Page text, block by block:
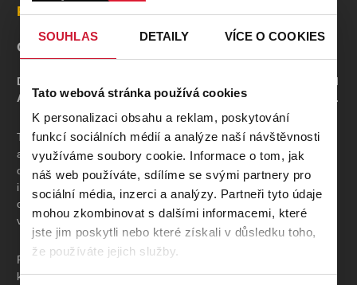
SOUHLAS DETAILY VÍCE O COOKIES
Tato webová stránka používá cookies
K personalizaci obsahu a reklam, poskytování
funkcí sociálních médií a analýze naší návštěvnosti
využíváme soubory cookie. Informace o tom, jak
náš web používáte, sdílíme se svými partnery pro
sociální média, inzerci a analýzy. Partneři tyto údaje
mohou zkombinovat s dalšími informacemi, které
jste jim poskytli nebo které získali v důsledku toho,
že používáte jejich služby.
Popis
O PŘEDSTAVENÍ
Dramatický příběh Psohlavců, jednoho z nejslavnějších děl
Aloise Jiráska, přímo vybízí ke ztvárnění na operním jevišti.
Toho se roku 1897 s úspěchem chopil zkušený operní skladatel
a dirigent Karel Kovařovic a napsal dílo, s nímž v soutěži
o novou českou operu dokázal porazit Fibicha
i Foerstera.
Psohlavci
se záhy na to rozběhli po českých
operních scénách a získali si oblibu u nejširší divácké
veřejnosti.
Po více než půl století na plzeňském jevišti opět ožívá tento
klenot české operní tvorby, líčící jeden z nejslavnějších příběhů